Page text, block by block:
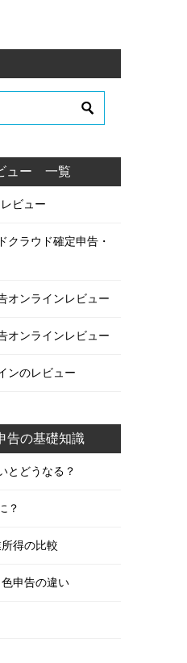
ュー 一覧
ビュー
クラウド確定申告・
オンラインレビュー
オンラインレビュー
ンのレビュー
告の基礎知識
とどうなる？
？
得の比較
申告の違い